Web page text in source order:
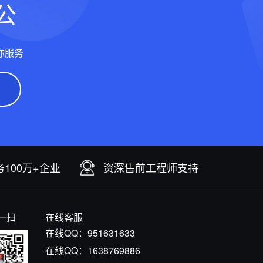
服务
100万+企业 资深售前工程师支持
扫
在线客服
在线QQ： 951631633
在线QQ： 1638769886